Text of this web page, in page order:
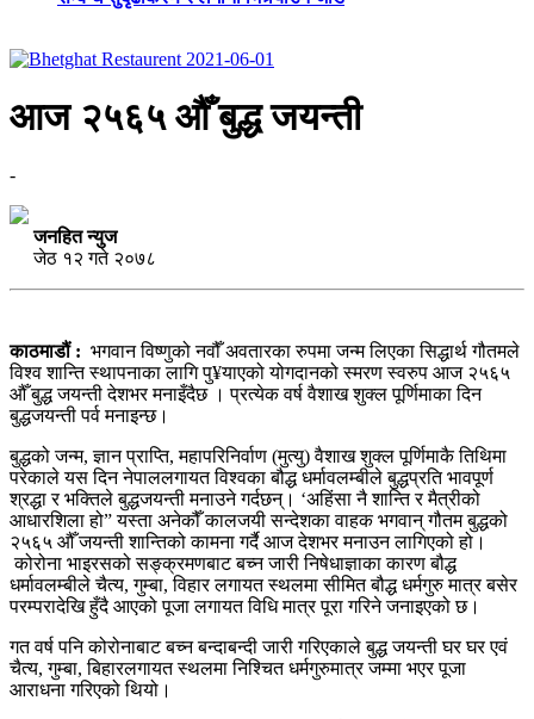
आज २५६५ औँ बुद्ध जयन्ती
-
जनहित न्युज
जेठ १२ गते २०७८
काठमाडौं : भगवान विष्णुको नवौँ अवतारका रुपमा जन्म लिएका सिद्धार्थ गौतमले
विश्व शान्ति स्थापनाका लागि पु¥याएको योगदानको स्मरण स्वरुप आज २५६५
औँ बुद्ध जयन्ती देशभर मनाइँदैछ । प्रत्येक वर्ष वैशाख शुक्ल पूर्णिमाका दिन
बुद्धजयन्ती पर्व मनाइन्छ।
बुद्धको जन्म, ज्ञान प्राप्ति, महापरिनिर्वाण (मुत्यु) वैशाख शुक्ल पूर्णिमाकै तिथिमा
परेकाले यस दिन नेपाललगायत विश्वका बौद्ध धर्मावलम्बीले बुद्धप्रति भावपूर्ण
श्रद्धा र भक्तिले बुद्धजयन्ती मनाउने गर्दछन्। ‘अहिंसा नै शान्ति र मैत्रीको
आधारशिला हो” यस्ता अनेकौँ कालजयी सन्देशका वाहक भगवान् गौतम बुद्धको
२५६५ औँ जयन्ती शान्तिको कामना गर्दै आज देशभर मनाउन लागिएको हो।
कोरोना भाइरसको सङ्क्रमणबाट बच्न जारी निषेधाज्ञाका कारण बौद्ध
धर्मावलम्बीले चैत्य, गुम्बा, विहार लगायत स्थलमा सीमित बौद्ध धर्मगुरु मात्र बसेर
परम्परादेखि हुँदै आएको पूजा लगायत विधि मात्र पूरा गरिने जनाइएको छ।
गत वर्ष पनि कोरोनाबाट बच्न बन्दाबन्दी जारी गरिएकाले बुद्ध जयन्ती घर घर एवं
चैत्य, गुम्बा, बिहारलगायत स्थलमा निश्चित धर्मगुरुमात्र जम्मा भएर पूजा
आराधना गरिएको थियो।